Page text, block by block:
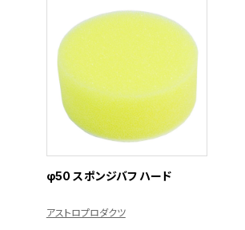
φ50 スポンジバフ ハード
アストロプロダクツ